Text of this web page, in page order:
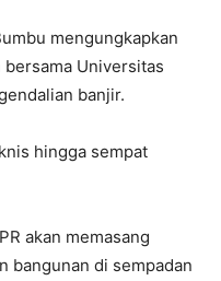
mengungkapkan
Universitas
banjir.
hingga sempat
akan memasang
bangunan di sempadan